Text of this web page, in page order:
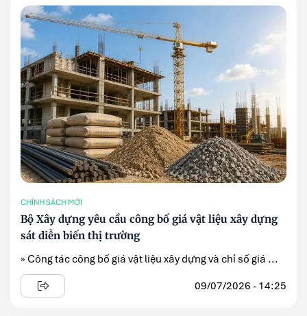
CHÍNH SÁCH MỚI
Bộ Xây dựng yêu cầu công bố giá vật liệu xây dựng
sát diễn biến thị trường
» Công tác công bố giá vật liệu xây dựng và chỉ số giá ...
09/07/2026 - 14:25